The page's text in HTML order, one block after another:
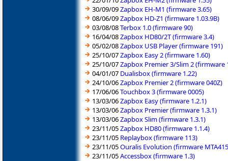
30/09/09Zapbox EH-M1 (firmware 3.65)
08/06/09Zapbox HD-Z1 (firmware 1.03.9B)
03/08/08Terbox 1.0 (firmware 90)
16/04/08Zapbox HD80/2T (firmware 3.4)
05/02/08Zapbox USB Player (firmware 191)
25/10/07Zapbox Easy 2 (firmware 1.60)
25/10/07Zapbox Premier 3/Slim 2 (firmware
04/01/07 Dualisbox (firmware 1.22)
24/10/06Zapbox Premier 2 (firmware 040Z)
17/06/06Touchbox 3 (firmware 0005)
13/03/06Zapbox Easy (firmware 1.2.1)
13/03/06Zapbox Premier (firmware 1.3.1)
13/03/06Zapbox Slim (firmware 1.3.1)
23/11/05Zapbox HD80 (firmware 1.1.4)
23/11/05 Replaybox (firmware 113)
23/11/05Ouralis Evolution (firmware
23/11/05Accessbox (firmware 1.3)